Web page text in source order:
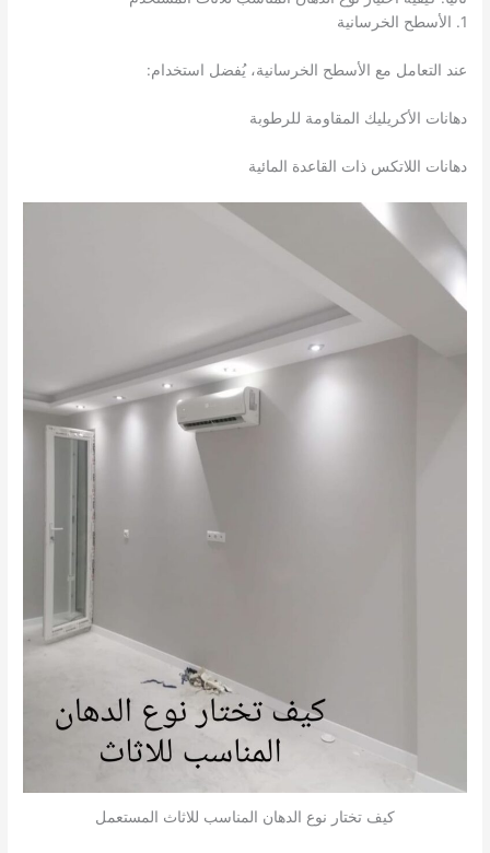
1. الأسطح الخرسانية
عند التعامل مع الأسطح الخرسانية، يُفضل استخدام:
دهانات الأكريليك المقاومة للرطوبة
دهانات اللاتكس ذات القاعدة المائية
كيف تختار نوع الدهان المناسب للاثاث المستعمل